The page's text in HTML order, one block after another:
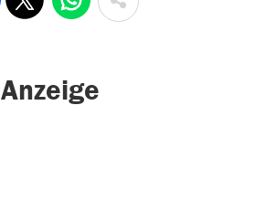
Anzeige